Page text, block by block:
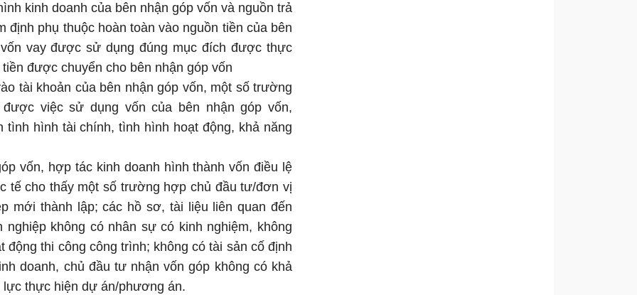
kinh doanh của bên nhận góp vốn và nguồn trả
định phụ thuộc hoàn toàn vào nguồn tiền của bên
vay được sử dụng đúng mục đích được thực
được chuyển cho bên nhận góp vốn
tài khoản của bên nhận góp vốn, một số trường
việc sử dụng vốn của bên nhận góp vốn,
tình hình tài chính, tình hình hoạt động, khả năng
vốn, hợp tác kinh doanh hình thành vốn điều lệ
tế cho thấy một số trường hợp chủ đầu tư/đơn vị
mới thành lập; các hồ sơ, tài liệu liên quan đến
nghiệp không có nhân sự có kinh nghiệm, không
động thi công công trình; không có tài sản cố định
doanh, chủ đầu tư nhận vốn góp không có khả
thực hiện dự án/phương án.